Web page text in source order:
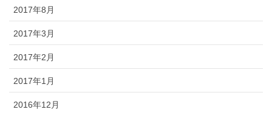
2017年8月
2017年3月
2017年2月
2017年1月
2016年12月